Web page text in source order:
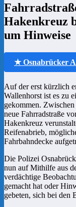
Hakenkreuz
um Hinweise
★ Osnabrücker
Auf der erst kürzlich
Wallenhorst ist es zu
gekommen.
neue Fahrradstraße
Hakenkreuz
Reifenabrieb,
Fahrbahndecke
Die Polizei
nun auf Mithilfe aus
verdächtige
gemacht hat oder
gebeten, sich bei den